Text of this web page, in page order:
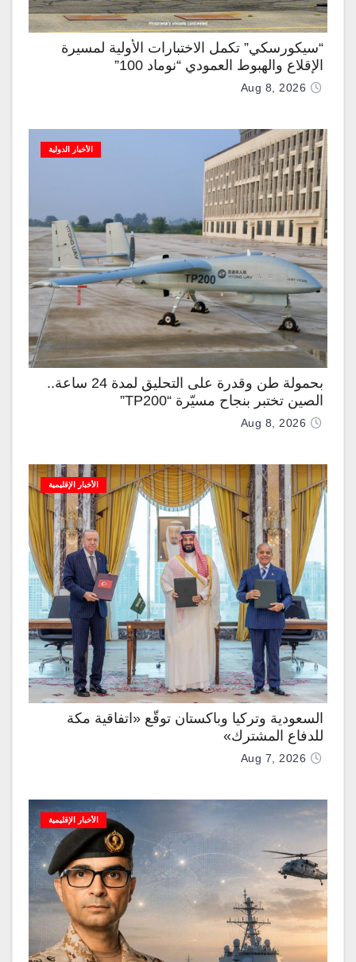
“سيكورسكي” تكمل الاختبارات الأولية لمسيرة
الإقلاع والهبوط العمودي “نوماد 100”
Aug 8, 2026
الأخبار الدولية
بحمولة طن وقدرة على التحليق لمدة 24 ساعة..
الصين تختبر بنجاح مسيّرة “TP200”
Aug 8, 2026
الأخبار الإقليمية
السعودية وتركيا وباكستان توقّع «اتفاقية مكة
للدفاع المشترك»
Aug 7, 2026
الأخبار الإقليمية